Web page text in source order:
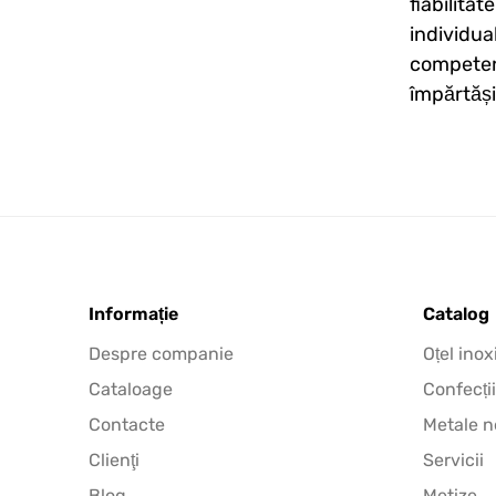
Informație
Despre companie
Cataloage
Contacte
Clienţi
Catalog
Oțel
Confecții
Metale
Servicii